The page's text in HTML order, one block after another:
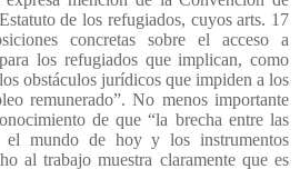
de los refugiados, cuyos arts. 17
concretas sobre el acceso a
los refugiados que implican, como
obstáculos jurídicos que impiden a los
remunerado”. No menos importante
de que “la brecha entre las
el mundo de hoy y los instrumentos
al trabajo muestra claramente que es